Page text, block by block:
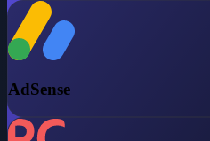
AdSense